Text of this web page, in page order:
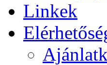
Linkek